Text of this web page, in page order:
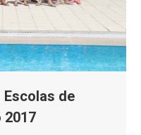
de
2017